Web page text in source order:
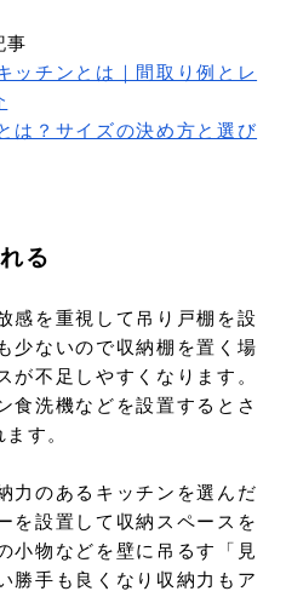
事
ッチンとは｜間取り例とレ
は？サイズの決め方と選び
る
感を重視して吊り戸棚を設
少ないので収納棚を置く場
が不足しやすくなります。
食洗機などを設置するとさ
す。
力のあるキッチンを選んだ
を設置して収納スペースを
小物などを壁に吊るす「見
勝手も良くなり収納力もア